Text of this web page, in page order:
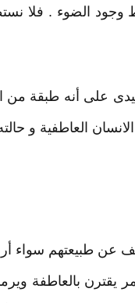
الضوء . فلا
على أنه طبقة من
العاطفية و
طبيعتهم سواء
يقترن بالعاطفة